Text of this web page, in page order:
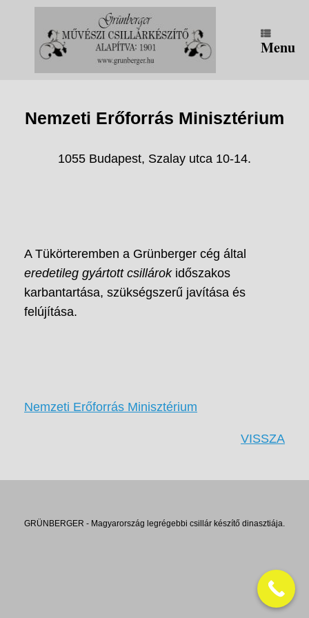
Menu
Nemzeti Erőforrás Minisztérium
1055 Budapest, Szalay utca 10-14.
A Tükörteremben a Grünberger cég által
eredetileg gyártott csillárokidőszakos
karbantartása, szükségszerű javítása és
felújítása.
Nemzeti Erőforrás Minisztérium
VISSZA
GRÜNBERGER - Magyarország legrégebbi csillár készítő dinasztiája.